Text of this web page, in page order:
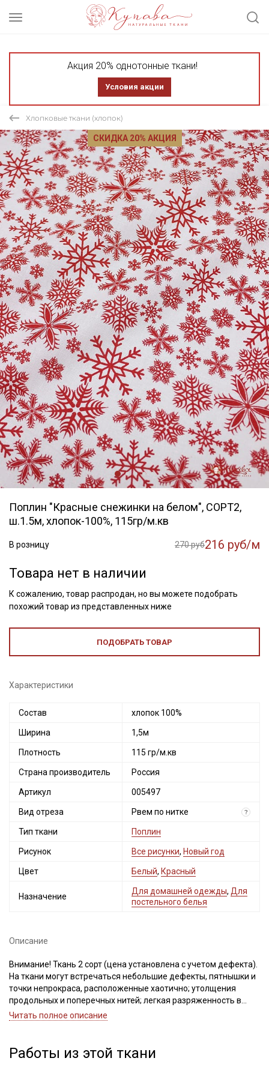
Акция 20% однотонные ткани!
Условия акции
Хлопковые ткани (хлопок)
СКИДКА 20% АКЦИЯ
Поплин "Красные снежинки на белом", СОРТ2,
ш.1.5м, хлопок-100%, 115гр/м.кв
В розницу 270 руб216 руб/м
Товара нет в наличии
К сожалению, товар распродан, но вы можете подобрать
похожий товар из представленных ниже
ПОДОБРАТЬ ТОВАР
Характеристики
Состав хлопок 100%
Ширина 1,5м
Плотность 115 гр/м.кв
Страна производитель Россия
Артикул 005497
Вид отреза Рвем по нитке ?
Тип ткани Поплин
Рисунок Все рисунки, Новый год
Цвет Белый, Красный
Назначение
Для домашней одежды, Для
постельного белья
Описание
Внимание! Ткань 2 сорт (цена установлена с учетом дефекта).
На ткани могут встречаться небольшие дефекты, пятнышки и
точки непрокраса, расположенные хаотично; утолщения
продольных и поперечных нитей; легкая разряженность в
плетении, из-за неравномерного распределения нитей;
производстве применялось сырье 2 сорта.
Брак (или грязь) на кромке и около нее на расстоянии 5см так
Читать полное описание
Работы из этой ткани